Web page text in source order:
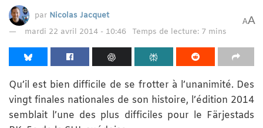
par Nicolas Jacquet
mardi 22 avril 2014 - 10:46
Temps de lecture: 7 mins
AA
Qu’il est bien difficile de se frotter à l’unanimité. Des
vingt finales nationales de son histoire, l’édition 2014
semblait l’une des plus difficiles pour le Färjestads